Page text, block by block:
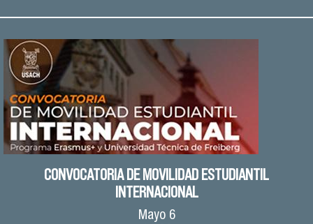
CONVOCATORIA DE MOVILIDAD ESTUDIANTIL
INTERNACIONAL
Mayo6